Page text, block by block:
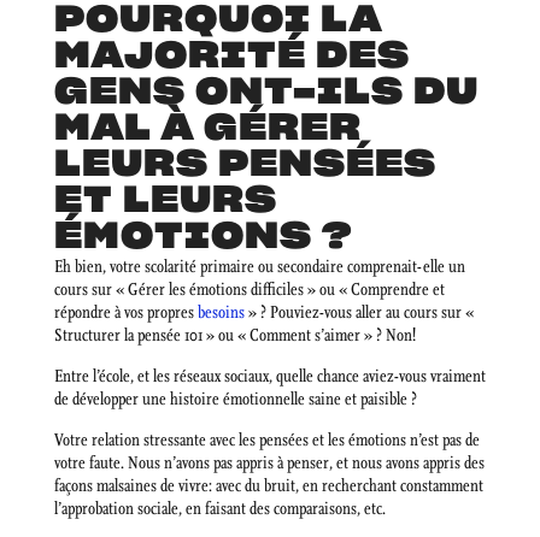
POURQUOI LA
MAJORITÉ DES
GENS ONT-ILS DU
MAL À GÉRER
LEURS PENSÉES
ET LEURS
ÉMOTIONS ?
Eh bien, votre scolarité primaire ou secondaire comprenait-elle un
cours sur « Gérer les émotions difficiles » ou « Comprendre et
répondre à vos propresbesoins» ? Pouviez-vous aller au cours sur «
Structurer la pensée 101 » ou « Comment s’aimer » ? Non!
Entre l’école, et les réseaux sociaux, quelle chance aviez-vous vraiment
de développer une histoire émotionnelle saine et paisible ?
Votre relation stressante avec les pensées et les émotions n’est pas de
votre faute. Nous n’avons pas appris à penser, et nous avons appris des
façons malsaines de vivre: avec du bruit, en recherchant constamment
l’approbation sociale, en faisant des comparaisons, etc.